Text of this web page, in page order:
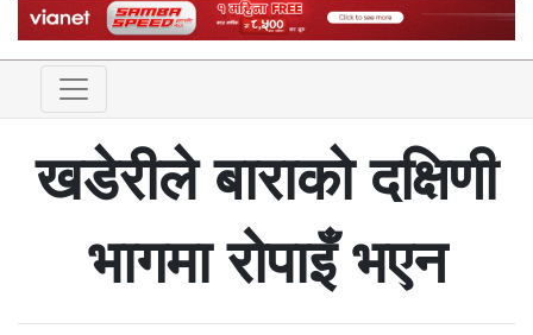
खडेरीले बाराकाे दक्षिणी
भागमा रोपाइँ भएन